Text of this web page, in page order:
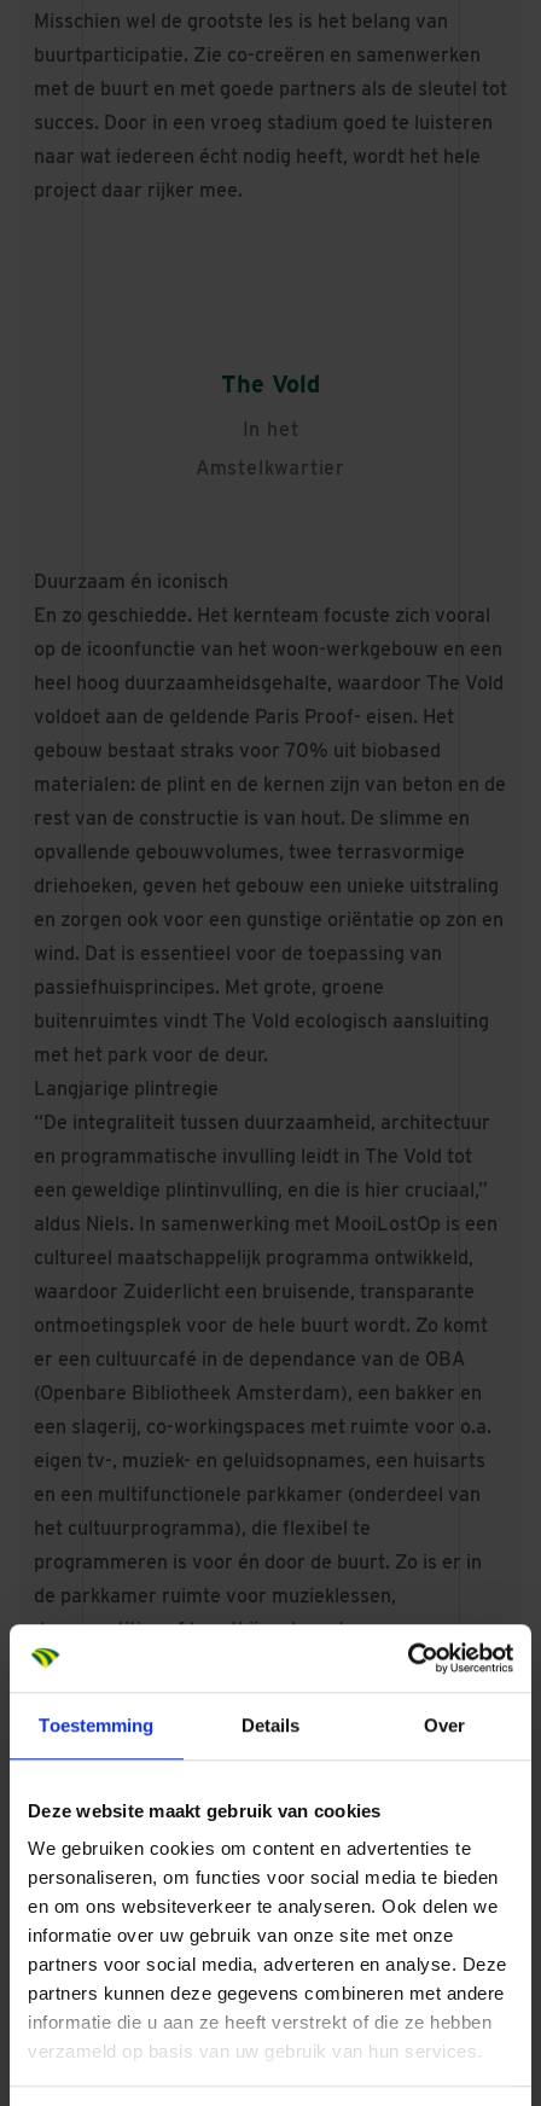
Toestemming Details Over
Deze website maakt gebruik van cookies
We gebruiken cookies om content en advertenties te
personaliseren, om functies voor social media te bieden
en om ons websiteverkeer te analyseren. Ook delen we
informatie over uw gebruik van onze site met onze
partners voor social media, adverteren en analyse. Deze
partners kunnen deze gegevens combineren met andere
informatie die u aan ze heeft verstrekt of die ze hebben
verzameld op basis van uw gebruik van hun services.
Misschien wel de grootste les is het belang van
buurtparticipatie. Zie co-creëren en samenwerken
met de buurt en met goede partners als de sleutel tot
succes. Door in een vroeg stadium goed te luisteren
naar wat iedereen écht nodig heeft, wordt het hele
project daar rijker mee.
The Vold
In het
Amstelkwartier
Duurzaam én iconisch
En zo geschiedde. Het kernteam focuste zich vooral
op de icoonfunctie van het woon-werkgebouw en een
heel hoog duurzaamheidsgehalte, waardoor The Vold
voldoet aan de geldende Paris Proof- eisen. Het
gebouw bestaat straks voor 70% uit biobased
materialen: de plint en de kernen zijn van beton en de
rest van de constructie is van hout. De slimme en
opvallende gebouwvolumes, twee terrasvormige
driehoeken, geven het gebouw een unieke uitstraling
en zorgen ook voor een gunstige oriëntatie op zon en
wind. Dat is essentieel voor de toepassing van
passiefhuisprincipes. Met grote, groene
buitenruimtes vindt The Vold ecologisch aansluiting
met het park voor de deur.
Langjarige plintregie
“De integraliteit tussen duurzaamheid, architectuur
en programmatische invulling leidt in The Vold tot
een geweldige plintinvulling, en die is hier cruciaal,”
aldus Niels. In samenwerking met MooiLostOp is een
cultureel maatschappelijk programma ontwikkeld,
waardoor Zuiderlicht een bruisende, transparante
ontmoetingsplek voor de hele buurt wordt. Zo komt
er een cultuurcafé in de dependance van de OBA
(Openbare Bibliotheek Amsterdam), een bakker en
een slagerij, co-workingspaces met ruimte voor o.a.
eigen tv-, muziek- en geluidsopnames, een huisarts
en een multifunctionele parkkamer (onderdeel van
het cultuurprogramma), die flexibel te
programmeren is voor én door de buurt. Zo is er in
de parkkamer ruimte voor muzieklessen,
dansrepetities of buurtbijeenkomsten.
Al in de tenderfase kregen Niels en Noortje het
commitment van grote, bewezen partners die nodig
waren voor deze mix. Vrijwel meteen gingen ze met
de buurt in dialoog over waar de behoeften lagen,
wat er nodig was. De nadruk op ‘samen’ was zó sterk,
zelfs samen met Noortje en Niels het plan aan de
gemeente presenteerden, inclusief hun eigen rol
daarin. Waarbij Dura Vermeer haar lange termijn
commitment geeft door de plintregie voor de
komende jaren te garanderen, en daarmee betrokken
blijft om bij veranderende wensen bij te sturen totdat
de plint volwassen en zelfredzaam is.